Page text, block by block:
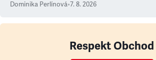
Dominika Perlínová•7. 8. 2026
Respekt Obchod